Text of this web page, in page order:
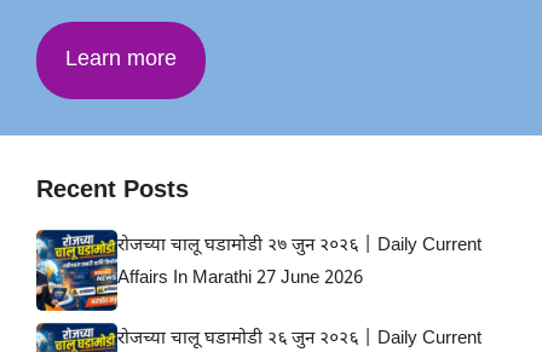
Learn more
Recent Posts
रोजच्या चालू घडामोडी २७ जुन २०२६ | Daily Current
Affairs In Marathi 27 June 2026
रोजच्या चालू घडामोडी २६ जुन २०२६ | Daily Current